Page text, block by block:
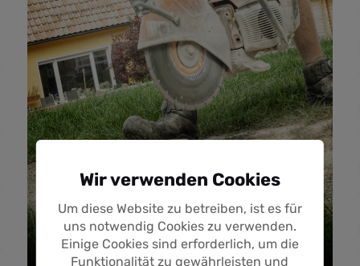
Wir verwenden Cookies
Um diese Website zu betreiben, ist es für
uns notwendig Cookies zu verwenden.
Einige Cookies sind erforderlich, um die
Funktionalität zu gewährleisten und